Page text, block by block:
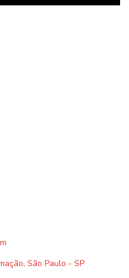
São Paulo - SP